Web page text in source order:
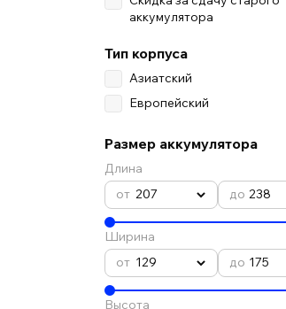
аккумулятора
Тип корпуса
Азиатский
Европейский
Размер аккумулятора
Длина
207
238
Ширина
129
175
Высота